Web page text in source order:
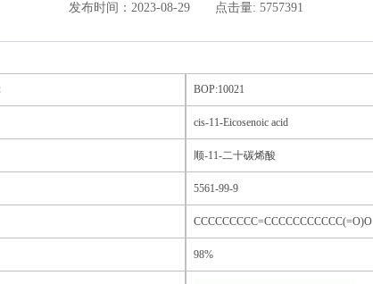
发布时间：2023-08-29 点击量: 5757391
BOP:10021
cis-11-Eicosenoic acid
顺-11-二十碳烯酸
5561-99-9
CCCCCCCCC=CCCCCCCCCCC(=O)O
98%